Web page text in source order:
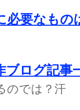
必要なもの
ブログ記事
のでは？汗